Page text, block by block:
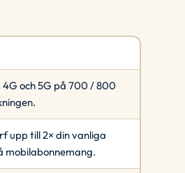
4G och 5G på 700 / 800
upp till 2× din vanliga
mobilabonnemang.